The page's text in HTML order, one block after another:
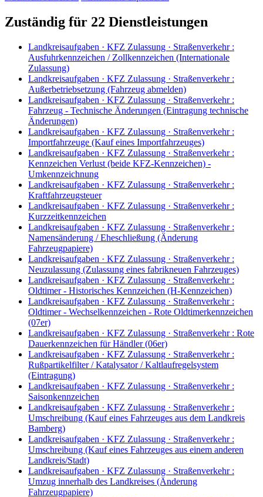
Zuständig für 22 Dienstleistungen
Landkreisaufgaben · KFZ Zulassung · Straßenverkehr :
Ausfuhrkennzeichen / Zollkennzeichen (Internationale
Zulassung)
Landkreisaufgaben · KFZ Zulassung · Straßenverkehr :
Außerbetriebsetzung (Fahrzeug abmelden)
Landkreisaufgaben · KFZ Zulassung · Straßenverkehr :
Fahrzeug - Technische Änderungen (Eintragung technische
Änderungen)
Landkreisaufgaben · KFZ Zulassung · Straßenverkehr :
Importfahrzeuge (Kauf eines Importfahrzeuges)
Landkreisaufgaben · KFZ Zulassung · Straßenverkehr :
Kennzeichen Verlust (beide KFZ-Kennzeichen) -
Umkennzeichnung
Landkreisaufgaben · KFZ Zulassung · Straßenverkehr :
Kraftfahrzeugsteuer
Landkreisaufgaben · KFZ Zulassung · Straßenverkehr :
Kurzzeitkennzeichen
Landkreisaufgaben · KFZ Zulassung · Straßenverkehr :
Namensänderung / Eheschließung (Änderung
Fahrzeugpapiere)
Landkreisaufgaben · KFZ Zulassung · Straßenverkehr :
Neuzulassung (Zulassung eines fabrikneuen Fahrzeuges)
Landkreisaufgaben · KFZ Zulassung · Straßenverkehr :
Oldtimer - Historisches Kennzeichen (H-Kennzeichen)
Landkreisaufgaben · KFZ Zulassung · Straßenverkehr :
Oldtimer - Wechselkennzeichen - Rote Oldtimerkennzeichen
(07er)
Landkreisaufgaben · KFZ Zulassung · Straßenverkehr : Rote
Dauerkennzeichen für Händler (06er)
Landkreisaufgaben · KFZ Zulassung · Straßenverkehr :
Rußpartikelfilter / Katalysator / Kaltlaufregelsystem
(Eintragung)
Landkreisaufgaben · KFZ Zulassung · Straßenverkehr :
Saisonkennzeichen
Landkreisaufgaben · KFZ Zulassung · Straßenverkehr :
Umschreibung (Kauf eines Fahrzeuges aus dem Landkreis
Bamberg)
Landkreisaufgaben · KFZ Zulassung · Straßenverkehr :
Umschreibung (Kauf eines Fahrzeuges aus einem anderen
Landkreis/Stadt)
Landkreisaufgaben · KFZ Zulassung · Straßenverkehr :
Umzug innerhalb des Landkreises (Änderung
Fahrzeugpapiere)